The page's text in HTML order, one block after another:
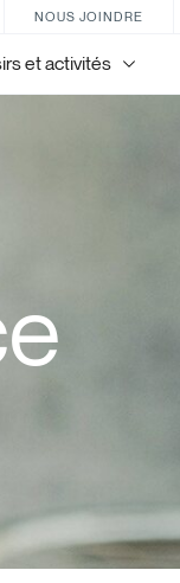
NOUS JOINDRE
et activités